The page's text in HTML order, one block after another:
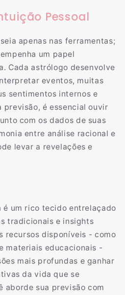
Pessoal
apenas nas ferramentas;
um papel
Cada astrólogo desenvolve
eventos, muitas
sentimentos internos e
previsão, é essencial ouvir
com os dados de suas
entre análise racional e
levar a revelações e
um rico tecido entrelaçado
tradicionais e insights
recursos disponíveis - como
materiais educacionais -
mais profundas e ganhar
da vida que se
aborde sua previsão com